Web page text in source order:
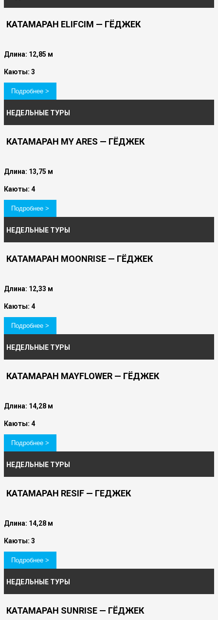
КАТАМАРАН ELIFCIM — ГЁДЖЕК
Длина: 12,85 м
Каюты: 3
Подробнее >
НЕДЕЛЬНЫЕ ТУРЫ
КАТАМАРАН MY ARES — ГЁДЖЕК
Длина: 13,75 м
Каюты: 4
Подробнее >
НЕДЕЛЬНЫЕ ТУРЫ
КАТАМАРАН MOONRISE — ГЁДЖЕК
Длина: 12,33 м
Каюты: 4
Подробнее >
НЕДЕЛЬНЫЕ ТУРЫ
КАТАМАРАН MAYFLOWER — ГЁДЖЕК
Длина: 14,28 м
Каюты: 4
Подробнее >
НЕДЕЛЬНЫЕ ТУРЫ
КАТАМАРАН RESIF — ГЕДЖЕК
Длина: 14,28 м
Каюты: 3
Подробнее >
НЕДЕЛЬНЫЕ ТУРЫ
КАТАМАРАН SUNRISE — ГЁДЖЕК